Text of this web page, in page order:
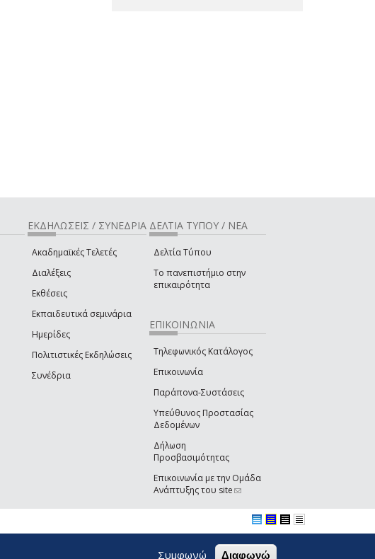
ΕΚΔΗΛΩΣΕΙΣ / ΣΥΝΕΔΡΙΑ
Ακαδημαϊκές Τελετές
Διαλέξεις
Εκθέσεις
Εκπαιδευτικά σεμινάρια
Ημερίδες
Πολιτιστικές Εκδηλώσεις
Συνέδρια
ΔΕΛΤΙΑ ΤΥΠΟΥ / ΝΕΑ
Δελτία Τύπου
Το πανεπιστήμιο στην
επικαιρότητα
ΕΠΙΚΟΙΝΩΝΙΑ
Τηλεφωνικός Κατάλογος
Επικοινωνία
Παράπονα-Συστάσεις
Υπεύθυνος Προστασίας
Δεδομένων
Δήλωση
Προσβασιμότητας
Επικοινωνία με την Ομάδα
Ανάπτυξης του site(link sends e-mail)
Συμφωνώ Διαφωνώ